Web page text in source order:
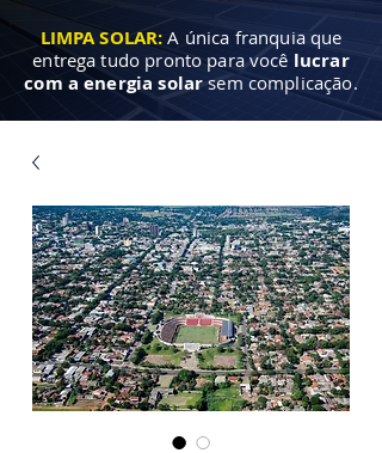
LIMPA SOLAR:A única franquia que
entrega tudo pronto para você lucrar
com a energia solar sem complicação.